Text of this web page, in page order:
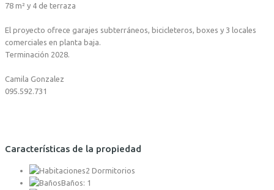
78 m² y 4 de terraza
El proyecto ofrece garajes subterráneos, bicicleteros, boxes y 3 locales
comerciales en planta baja.
Terminación 2028.
Camila Gonzalez
095.592.731
Características de la propiedad
2 Dormitorios
Baños: 1